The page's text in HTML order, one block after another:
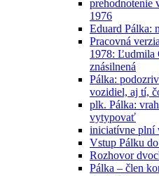
prehodnotenie
1976
Eduard Pálka:
Pracovná
1978: Ľudmila
znásilnená
Pálka:
vozidiel, aj tí,
plk. Pálka:
vytypovať
iniciatívne plní
Vstup Pálku
Rozhovor
Pálka – člen